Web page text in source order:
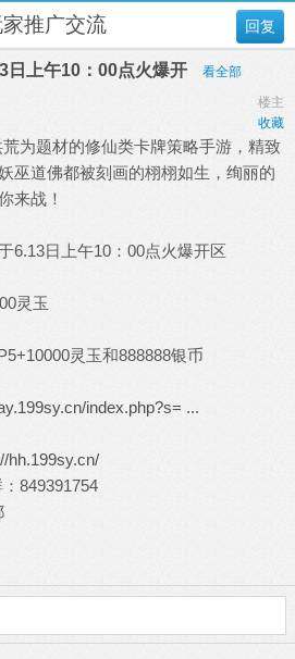
回复
推广交流
日上午10：00点火爆开 看全部
楼主
收藏
为题材的修仙类卡牌策略手游，精致
巫道佛都被刻画的栩栩如生，绚丽的
来战！
6.13日上午10：00点火爆开区
灵玉
灵玉和888888银币
index.php?s= ...
hh.199sy.cn/
849391754